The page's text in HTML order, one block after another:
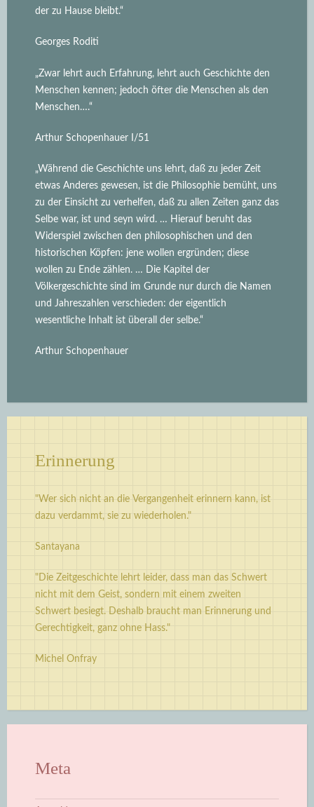
der zu Hause bleibt.“
Georges Roditi
„Zwar lehrt auch Erfahrung, lehrt auch Geschichte den
Menschen kennen; jedoch öfter die Menschen als den
Menschen….“
Arthur Schopenhauer I/51
„Während die Geschichte uns lehrt, daß zu jeder Zeit
etwas Anderes gewesen, ist die Philosophie bemüht, uns
zu der Einsicht zu verhelfen, daß zu allen Zeiten ganz das
Selbe war, ist und seyn wird. … Hierauf beruht das
Widerspiel zwischen den philosophischen und den
historischen Köpfen: jene wollen ergründen; diese
wollen zu Ende zählen. … Die Kapitel der
Völkergeschichte sind im Grunde nur durch die Namen
und Jahreszahlen verschieden: der eigentlich
wesentliche Inhalt ist überall der selbe.“
Arthur Schopenhauer
Erinnerung
"Wer sich nicht an die Vergangenheit erinnern kann, ist
dazu verdammt, sie zu wiederholen."
Santayana
"Die Zeitgeschichte lehrt leider, dass man das Schwert
nicht mit dem Geist, sondern mit einem zweiten
Schwert besiegt. Deshalb braucht man Erinnerung und
Gerechtigkeit, ganz ohne Hass."
Michel Onfray
Meta